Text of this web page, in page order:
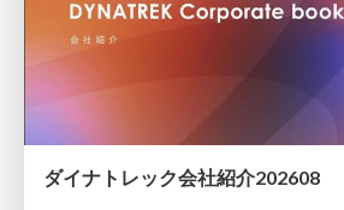
ダイナトレック会社紹介202608